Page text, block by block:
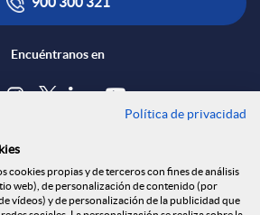
Encuéntranos en
Tablón de anuncios
Política de cookies
Política de privacidad
cookies propias y de terceros con fines de análisis
web), de personalización de contenido (por
vídeos) y de personalización de la publicidad que